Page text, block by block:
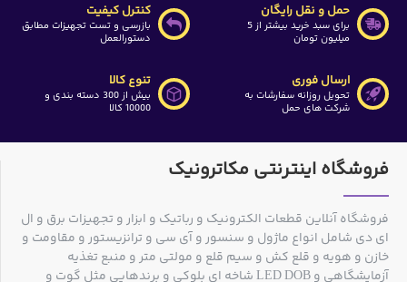
حمل و نقل رایگان
برای سبد خرید بیشتر از 5
میلیون تومان
کنترل کیفیت
بازرسی و تست تجهیزات مطابق
دستورالعمل
ارسال فوری
تحویل روزانه سفارشات به
شرکت های حمل
تنوع کالا
بیش از 300 دسته بندی و
10000 کالا
فروشگاه اینترنتی مکاترونیک
فروشگاه آنلاین قطعات الکترونیک و رباتیک و ابزار و تجهیزات برق و ال
ای دی شامل انواع ماژول و سنسور و آی سی و ترانزیستور و مقاومت و
خازن و هویه و قلع کش و سیم قلع و مولتی متر و منبع تغذیه
آزمایشگاهی و LED DOB شاخه ای بلوکی و برندهایی مثل گوت و